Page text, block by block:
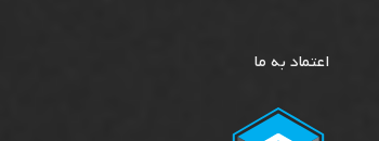
اعتماد به ما